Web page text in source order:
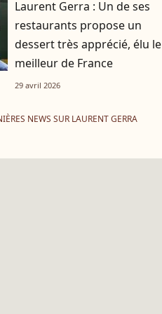
Laurent Gerra : Un de ses
restaurants propose un
dessert très apprécié, élu le
meilleur de France
29 avril 2026
NEWS SUR LAURENT GERRA